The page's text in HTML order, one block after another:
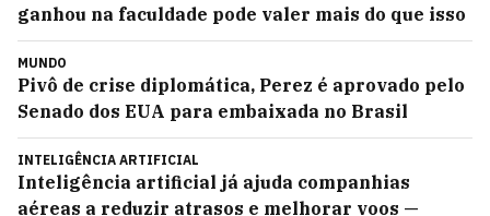
ganhou na faculdade pode valer mais do que isso
MUNDO
Pivô de crise diplomática, Perez é aprovado pelo
Senado dos EUA para embaixada no Brasil
INTELIGÊNCIA ARTIFICIAL
Inteligência artificial já ajuda companhias
aéreas a reduzir atrasos e melhorar voos —